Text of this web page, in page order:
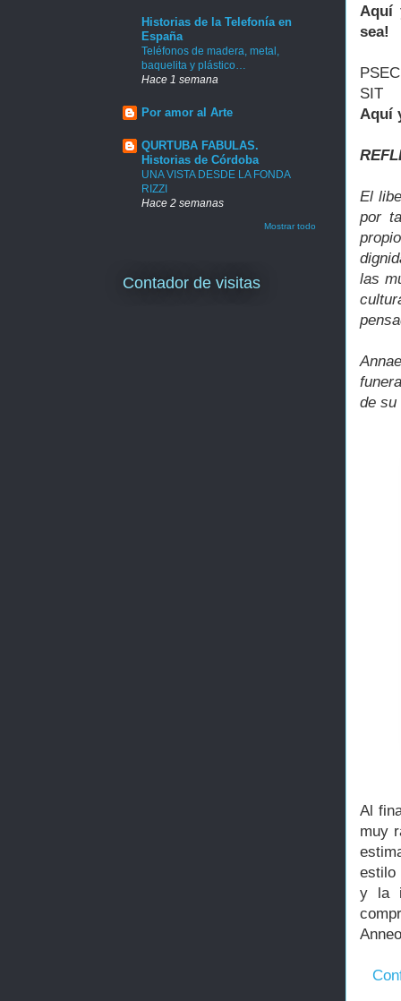
Aquí
sea!
SIT
Aquí
El
por
las
de su
Al
muy
estilo
y la
Historias de la Telefonía en
España
Teléfonos de madera, metal,
baquelita y plástico…
Hace 1 semana
Por amor al Arte
QURTUBA FABULAS.
Historias de Córdoba
UNA VISTA DESDE LA FONDA
RIZZI
Hace 2 semanas
Mostrar todo
Contador de visitas